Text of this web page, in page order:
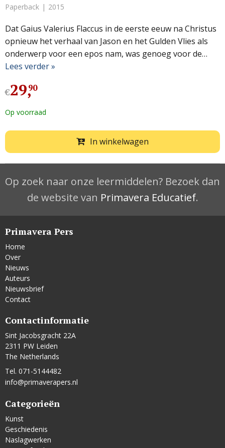
Paperback 2015
Dat Gaius Valerius Flaccus in de eerste eeuw na Christus
opnieuw het verhaal van Jason en het Gulden Vlies als
onderwerp voor een epos nam, was genoeg voor de…
Lees verder »
€29,90
Op voorraad
In winkelwagen
Op zoek naar onze leermiddelen? Bezoek dan
de website van Primavera Educatief.
Primavera Pers
Home
Over
Nieuws
Auteurs
Nieuwsbrief
Contact
Contactinformatie
Sint Jacobsgracht 22A
2311 PW Leiden
The Netherlands
Tel. 071-5144482
info@primaverapers.nl
Categorieën
Kunst
Geschiedenis
Naslagwerken